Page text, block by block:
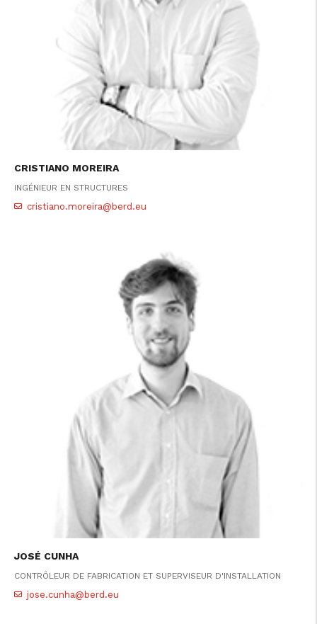
CRISTIANO MOREIRA
INGÉNIEUR EN STRUCTURES
cristiano.moreira@berd.eu
JOSÉ CUNHA
CONTRÔLEUR DE FABRICATION ET SUPERVISEUR D'INSTALLATION
jose.cunha@berd.eu